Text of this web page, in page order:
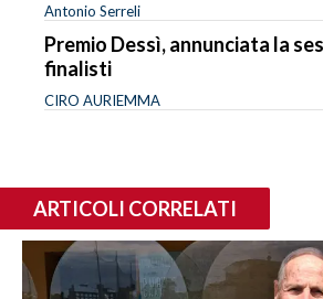
Antonio Serreli
Premio Dessì, annunciata la
finalisti
CIRO AURIEMMA
ARTICOLI CORRELATI